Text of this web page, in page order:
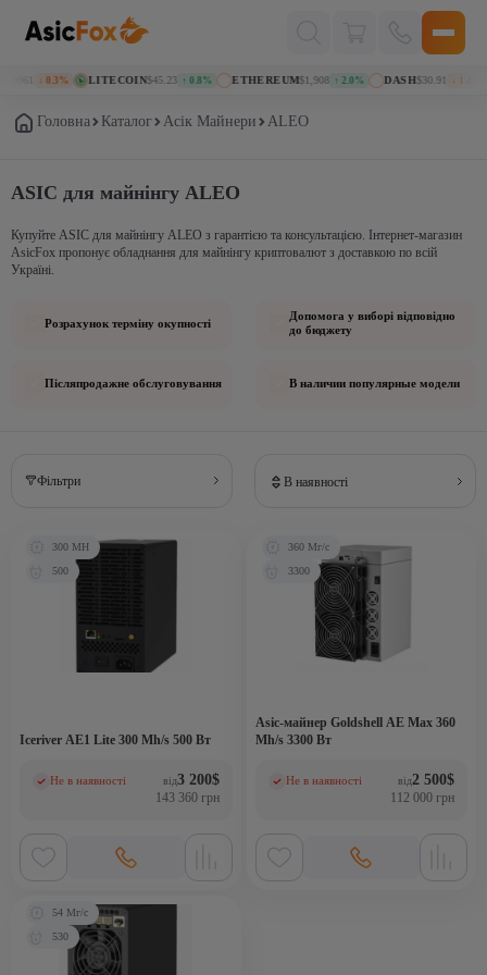
↓ 0.3% LITECOIN$45.23 ↑ 0.8% ETHEREUM$1,908 ↑ 2.0% DASH$30.91 ↓ 1.4%
Головна Каталог Асік Майнери ALEO
ASIC для майнінгу ALEO
Купуйте ASIC для майнінгу ALEO з гарантією та консультацією. Інтернет-магазин
AsicFox пропонує обладнання для майнінгу криптовалют з доставкою по всій
Україні.
Розрахунок терміну окупності
Допомога у виборі відповідно
до бюджету
Післяпродажне обслуговування В наличии популярные модели
Фільтри В наявності
Iceriver AE1 Lite 300 Mh/s 500 Вт
300 MH
500
Не в наявності
(0) від3 200$
143 360 грн
Asic-майнер Goldshell AE Max 360
Mh/s 3300 Вт
360 Мг/с
3300
Не в наявності
(0) від2 500$
112 000 грн
54 Мг/с
530